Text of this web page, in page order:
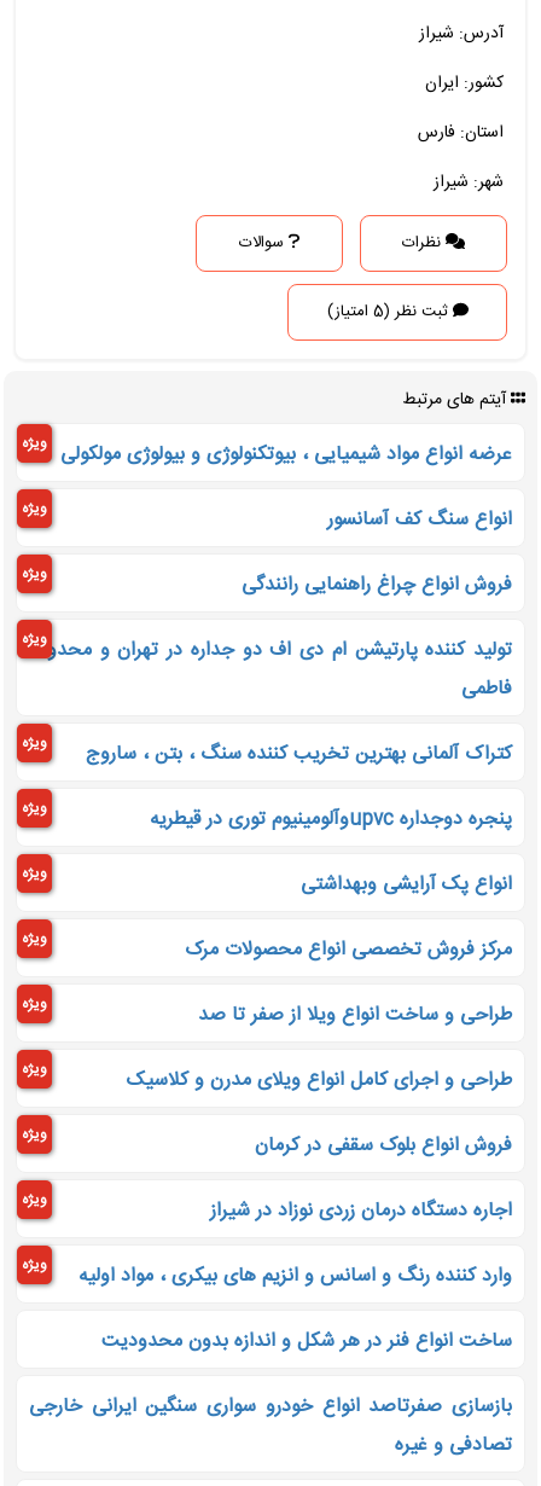
آدرس: شیراز
کشور: ایران
استان: فارس
شهر: شیراز
نظرات سوالات
ثبت نظر (5 امتیاز)
آیتم های مرتبط
عرضه انواع مواد شیمیایی ، بیوتکنولوژی و بیولوژی مولکولی ویژه
انواع سنگ کف آسانسور ویژه
فروش انواع چراغ راهنمایی رانندگی ویژه
تولید کننده پارتیشن ام دی اف دو جداره در تهران و محدوده
فاطمی
ویژه
کتراک آلمانی بهترین تخریب کننده سنگ ، بتن ، ساروج ویژه
پنجره دوجداره upvcوآلومینیوم توری در قیطریه ویژه
انواع پک آرایشی وبهداشتی ویژه
مرکز فروش تخصصی انواع محصولات مرک ویژه
طراحی و ساخت انواع ویلا از صفر تا صد ویژه
طراحی و اجرای کامل انواع ویلای مدرن و کلاسیک ویژه
فروش انواع بلوک سقفی در کرمان ویژه
اجاره دستگاه درمان زردی نوزاد در شیراز ویژه
وارد کننده رنگ و اسانس و انزیم های بیکری ، مواد اولیه ویژه
ساخت انواع فنر در هر شکل و اندازه بدون محدودیت
بازسازی صفرتاصد انواع خودرو سواری سنگین ایرانی خارجی
تصادفی و غیره